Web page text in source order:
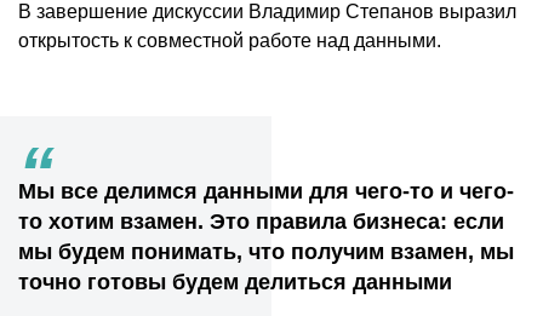
В завершение дискуссии Владимир Степанов выразил
открытость к совместной работе над данными.
“
Мы все делимся данными для чего-то и чего-
то хотим взамен. Это правила бизнеса: если
мы будем понимать, что получим взамен, мы
точно готовы будем делиться данными